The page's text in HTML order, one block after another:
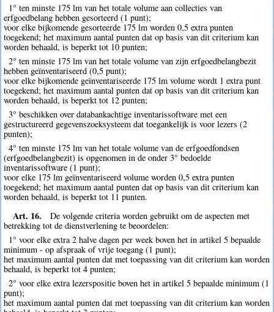
1° ten minste 175 lm van het totale volume aan collecties van
erfgoedbelang hebben gesorteerd (1 punt);
voor elke bijkomende gesorteerde 175 lm worden 0,5 extra punten
toegekend; het maximum aantal punten dat op basis van dit criterium kan
worden behaald, is beperkt tot 10 punten;
2° ten minste 175 lm van het totale volume van zijn erfgoedbelangbezit
hebben geïnventariseerd (0,5 punt);
voor elke bijkomende geïnventariseerde 175 lm volume wordt 1 extra punt
toegekend; het maximum aantal punten dat op basis van dit criterium kan
worden behaald, is beperkt tot 12 punten;
3° beschikken over databankachtige inventarissoftware met een
gestructureerd gegevenszoeksysteem dat toegankelijk is voor lezers (2
punten);
4° ten minste 175 lm van het totale volume van de erfgoedfondsen
(erfgoedbelangbezit) is opgenomen in de onder 3° bedoelde
inventarissoftware (1 punt);
voor elke 175 lm geïnventariseerd volume worden 0,5 extra punten
toegekend; het maximum aantal punten dat op basis van dit criterium kan
worden behaald, is beperkt tot 11 punten.
Art. 16.
De volgende criteria worden gebruikt om de aspecten met
betrekking tot de dienstverlening te beoordelen:
1° voor elke extra 2 halve dagen per week boven het in artikel 5 bepaalde
minimum - op afspraak of vrije toegang (1 punt);
het maximum aantal punten dat met toepassing van dit criterium kan worden
behaald, is beperkt tot 4 punten;
2° voor elke extra lezerspositie boven het in artikel 5 bepaalde minimum (1
punt);
het maximum aantal punten dat met toepassing van dit criterium kan worden